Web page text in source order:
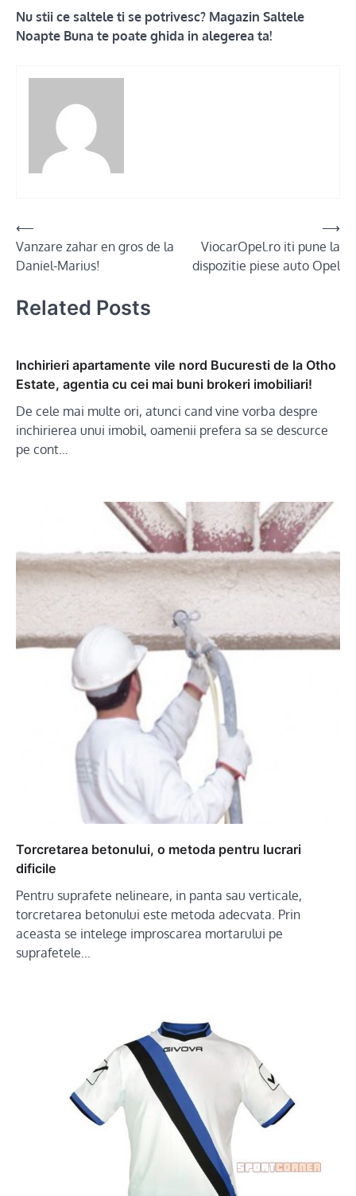
Nu stii ce saltele ti se potrivesc? Magazin Saltele
Noapte Buna te poate ghida in alegerea ta!
Post
navigation
⟵
Vanzare zahar en gros de la
Daniel-Marius!
ViocarOpel.ro iti pune la
dispozitie piese auto Opel
⟶
Related Posts
Inchirieri apartamente vile nord Bucuresti de la Otho
Estate, agentia cu cei mai buni brokeri imobiliari!
De cele mai multe ori, atunci cand vine vorba despre
inchirierea unui imobil, oamenii prefera sa se descurce
pe cont…
Torcretarea betonului, o metoda pentru lucrari
dificile
Pentru suprafete nelineare, in panta sau verticale,
torcretarea betonului este metoda adecvata. Prin
aceasta se intelege improscarea mortarului pe
suprafetele…